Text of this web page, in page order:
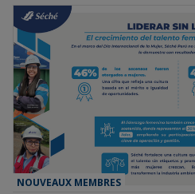
NOUVEAUX MEMBRES